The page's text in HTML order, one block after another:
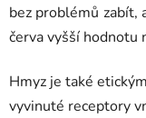
bez problémů zabít,
červa vyšší hodnotu
Hmyz je také
vyvinuté receptory